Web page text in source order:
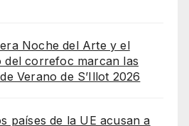
Noche del Arte y el
del correfoc marcan las
Verano de S’Illot 2026
países de la UE acusan a